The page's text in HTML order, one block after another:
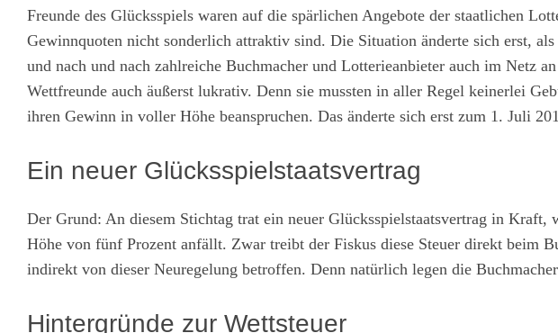
Freunde des Glücksspiels waren auf die spärlichen Angebote der staatlichen
Gewinnquoten nicht sonderlich attraktiv sind. Die Situation änderte sich erst,
und nach und nach zahlreiche Buchmacher und Lotterieanbieter auch im Netz
Wettfreunde auch äußerst lukrativ. Denn sie mussten in aller Regel keinerlei
ihren Gewinn in voller Höhe beanspruchen. Das änderte sich erst zum 1. Juli
Ein neuer Glücksspielstaatsvertrag
Der Grund: An diesem Stichtag trat ein neuer Glücksspielstaatsvertrag in Kraft,
Höhe von fünf Prozent anfällt. Zwar treibt der Fiskus diese Steuer direkt beim
indirekt von dieser Neuregelung betroffen. Denn natürlich legen die
Hintergründe zur Wettsteuer